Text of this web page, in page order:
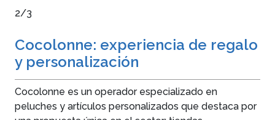
2/3
Cocolonne: experiencia de regalo
y personalización
Cocolonne es un operador especializado en
peluches y artículos personalizados que destaca por